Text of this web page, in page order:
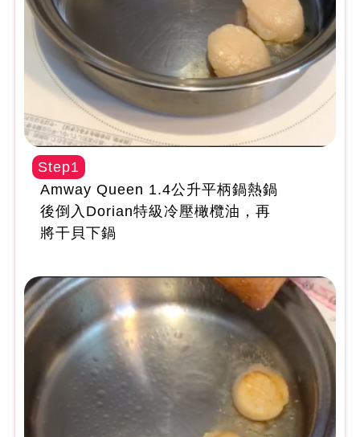
Step1
Amway Queen 1.4公升平柄鍋熱鍋
後倒入Dorian特級冷壓橄欖油，再
將干貝下鍋